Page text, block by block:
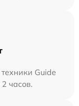
Guide
часов.